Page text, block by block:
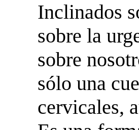
Inclinados
sobre la
sobre
sólo una
cervicales,